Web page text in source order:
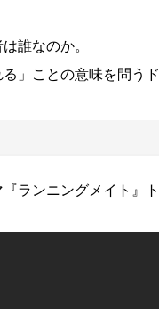
誰なのか。
」ことの意味を問う
『ランニングメイト』